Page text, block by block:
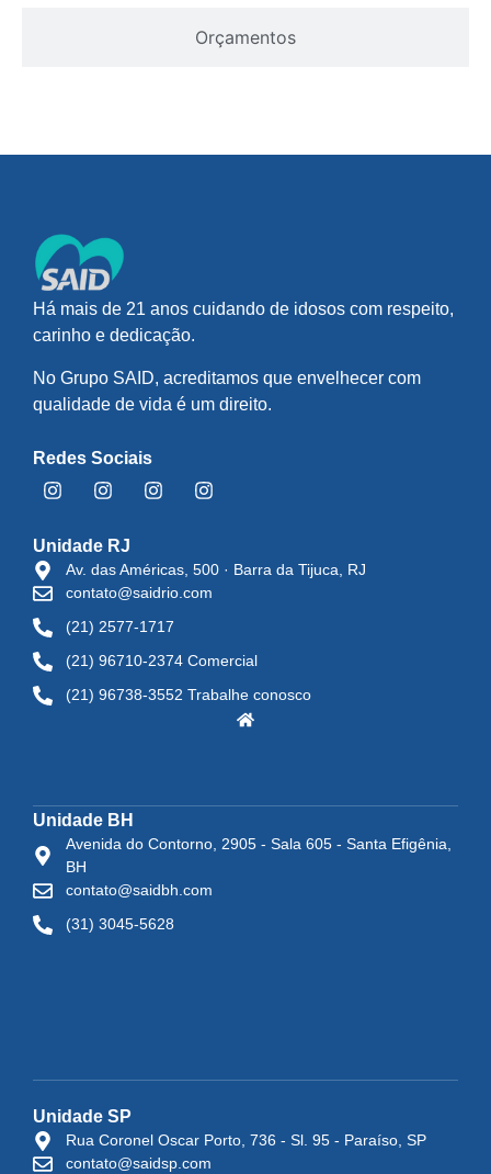
Orçamentos
Há mais de 21 anos cuidando de idosos com respeito,
carinho e dedicação.
No Grupo SAID, acreditamos que envelhecer com
qualidade de vida é um direito.
Redes Sociais
Unidade RJ
Av. das Américas, 500 · Barra da Tijuca, RJ
contato@saidrio.com
(21) 2577-1717
(21) 96710-2374 Comercial
(21) 96738-3552 Trabalhe conosco
Unidade BH
Avenida do Contorno, 2905 - Sala 605 - Santa Efigênia,
BH
contato@saidbh.com
(31) 3045-5628
Unidade SP
Rua Coronel Oscar Porto, 736 - Sl. 95 - Paraíso, SP
contato@saidsp.com